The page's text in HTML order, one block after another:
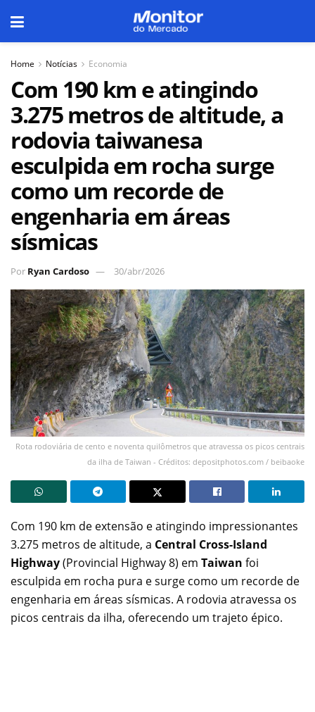
Home Notícias Economia
Com 190 km e atingindo
3.275 metros de altitude, a
rodovia taiwanesa
esculpida em rocha surge
como um recorde de
engenharia em áreas
sísmicas
Por Ryan Cardoso 30/abr/2026
Rota rodoviária de cento e noventa quilômetros que atravessa os picos centrais
da ilha de Taiwan - Créditos: depositphotos.com / beibaoke
Com 190 km de extensão e atingindo impressionantes
3.275 metros de altitude, a Central Cross-Island
Highway(Provincial Highway 8) em Taiwan foi
esculpida em rocha pura e surge como um recorde de
engenharia em áreas sísmicas. A rodovia atravessa os
picos centrais da ilha, oferecendo um trajeto épico.